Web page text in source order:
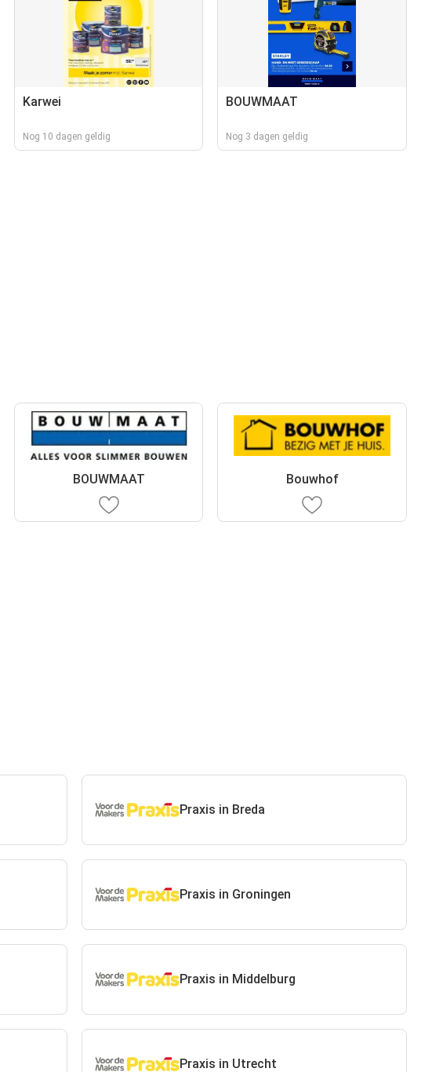
Karwei
Nog 10 dagen geldig
BOUWMAAT
Nog 3 dagen geldig
BOUWMAAT Bouwhof
Praxis in Breda
Praxis in Groningen
Praxis in Middelburg
Praxis in Utrecht